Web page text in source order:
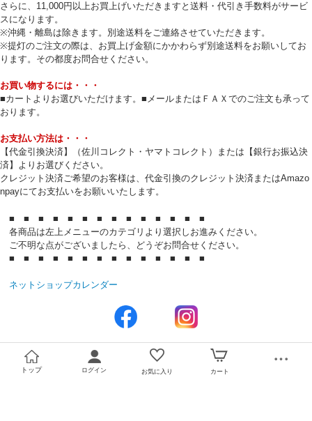
さらに、11,000円以上お買上げいただきますと送料・代引き手数料がサービ
スになります。
※沖縄・離島は除きます。別途送料をご連絡させていただきます。
※提灯のご注文の際は、お買上げ金額にかかわらず別途送料をお願いしてお
ります。その都度お問合せください。
お買い物するには・・・
■カートよりお選びいただけます。■メールまたはＦＡＸでのご注文も承って
おります。
お支払い方法は・・・
【代金引換決済】（佐川コレクト・ヤマトコレクト）または【銀行お振込決
済】よりお選びください。
クレジット決済ご希望のお客様は、代金引換のクレジット決済またはAmazo
npayにてお支払いをお願いいたします。
■ ■ ■ ■ ■ ■ ■ ■ ■ ■ ■ ■ ■ ■
各商品は左上メニューのカテゴリより選択しお進みください。
ご不明な点がございましたら、どうぞお問合せください。
■ ■ ■ ■ ■ ■ ■ ■ ■ ■ ■ ■ ■ ■
ネットショップカレンダー
トップ ログイン お気に入り カート